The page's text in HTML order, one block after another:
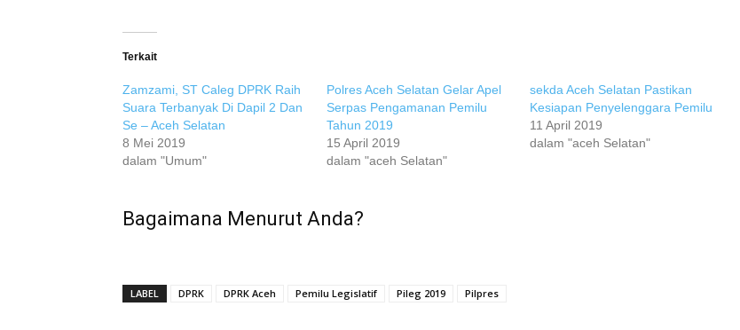
Terkait
Zamzami, ST Caleg DPRK Raih
Suara Terbanyak Di Dapil 2 Dan
Se – Aceh Selatan
8 Mei 2019
dalam "Umum"
Polres Aceh Selatan Gelar Apel
Serpas Pengamanan Pemilu
Tahun 2019
15 April 2019
dalam "aceh Selatan"
sekda Aceh Selatan Pastikan
Kesiapan Penyelenggara Pemilu
11 April 2019
dalam "aceh Selatan"
Bagaimana Menurut Anda?
LABEL DPRK DPRK Aceh Pemilu Legislatif Pileg 2019 Pilpres